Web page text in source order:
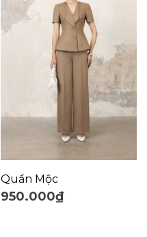
Quần Mộc
950.000₫